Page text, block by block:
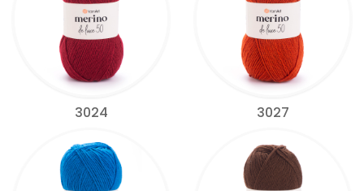
3024 3027